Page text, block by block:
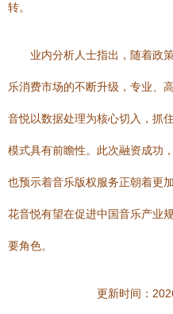
转。
业内分析人士指出，随着政
乐消费市场的不断升级，专业、
音悦以数据处理为核心切入，抓
模式具有前瞻性。此次融资成功
也预示着音乐版权服务正朝着更
花音悦有望在促进中国音乐产业
要角色。
更新时间：